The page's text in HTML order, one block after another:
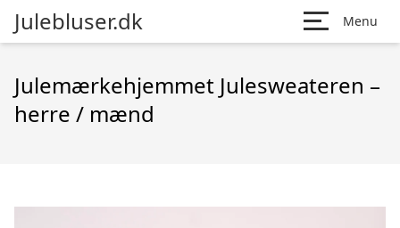
Julebluser.dk Menu
Julemærkehjemmet Julesweateren –
herre / mænd